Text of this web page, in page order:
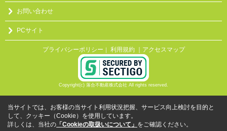
お問い合わせ
PCサイト
プライバシーポリシー ｜ 利用規約 ｜アクセスマップ
Copyright(c) 落合不動産株式会社 All rights reserved.
当サイトでは、お客様の当サイト利用状況把握、サービス向上検討を目的と
して、クッキー（Cookie）を使用しています。
詳しくは、当社の 「Cookieの取扱いについて」 をご確認ください。